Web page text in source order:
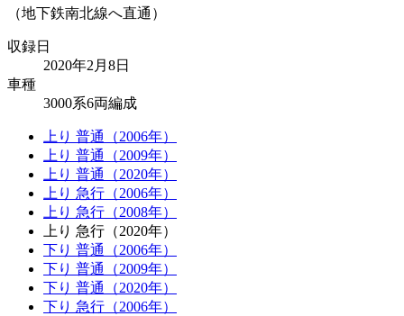
（地下鉄南北線へ直通）
収録日
2020年2月8日
車種
3000系6両編成
上り 普通（2006年）
上り 普通（2009年）
上り 普通（2020年）
上り 急行（2006年）
上り 急行（2008年）
上り 急行（2020年）
下り 普通（2006年）
下り 普通（2009年）
下り 普通（2020年）
下り 急行（2006年）